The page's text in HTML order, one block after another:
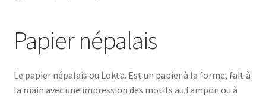
Papier népalais
Le papier népalais ou Lokta. Est un papier à la forme, fait à
la main avec une impression des motifs au tampon ou à